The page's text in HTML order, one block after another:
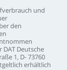
und
den
DAT Deutsche
1, D-73760
erhältlich